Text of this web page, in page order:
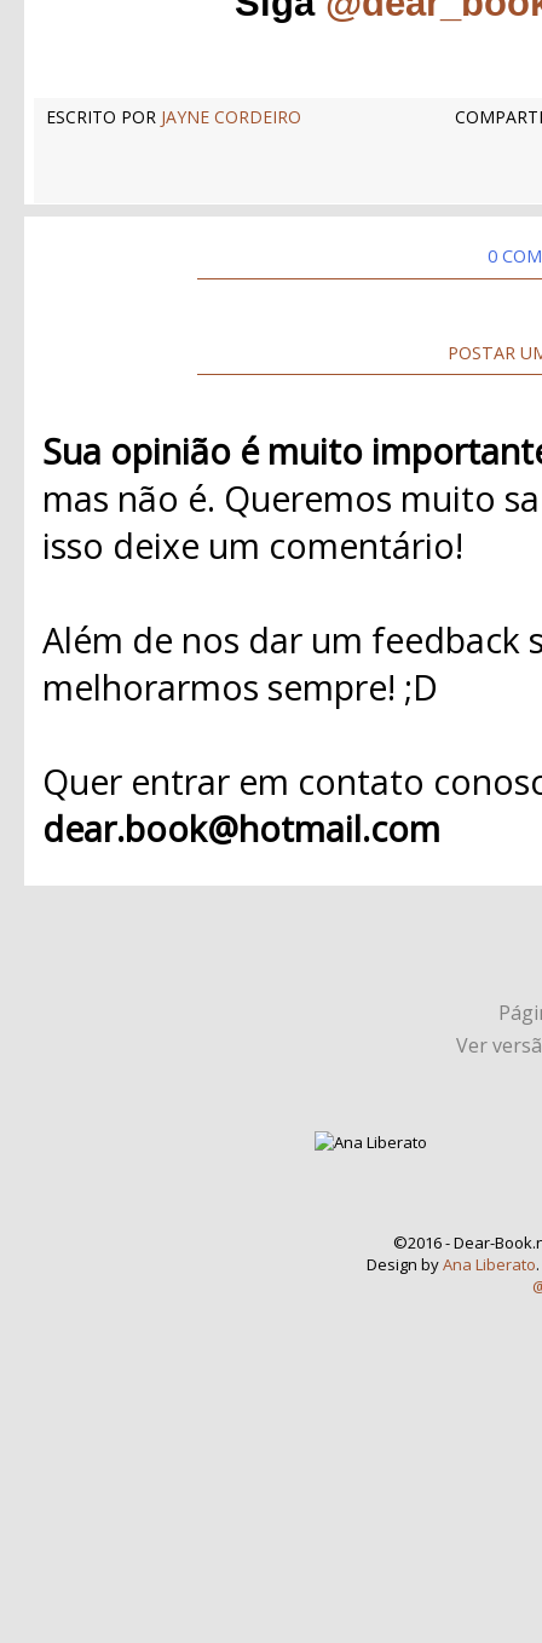
ESCRITO POR JAYNE CORDEIRO
0
POSTAR
Sua opinião é muito
mas não é. Queremos muito
isso deixe um comentário!
Além de nos dar um
melhorarmos sempre! ;D
Quer entrar em contato
dear.book@hotmail.com
Ver
©2016 - Dear-
Design byAna Liberato